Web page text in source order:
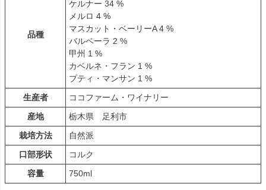
品種
ケルナー 34 %
メルロ 4 %
マスカット・ベーリーA 4 %
バルベーラ 2 %
甲州 1 %
カベルネ・フラン 1 %
プティ・マンサン 1 %
生産者
ココファーム・ワイナリー
産地
栃木県 足利市
栽培方法
自然派
口部形状
コルク
容量
750ml